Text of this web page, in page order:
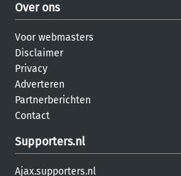
Over ons
Voor webmasters
Disclaimer
Privacy
Adverteren
Partnerberichten
Contact
Supporters.nl
Ajax.supporters.nl